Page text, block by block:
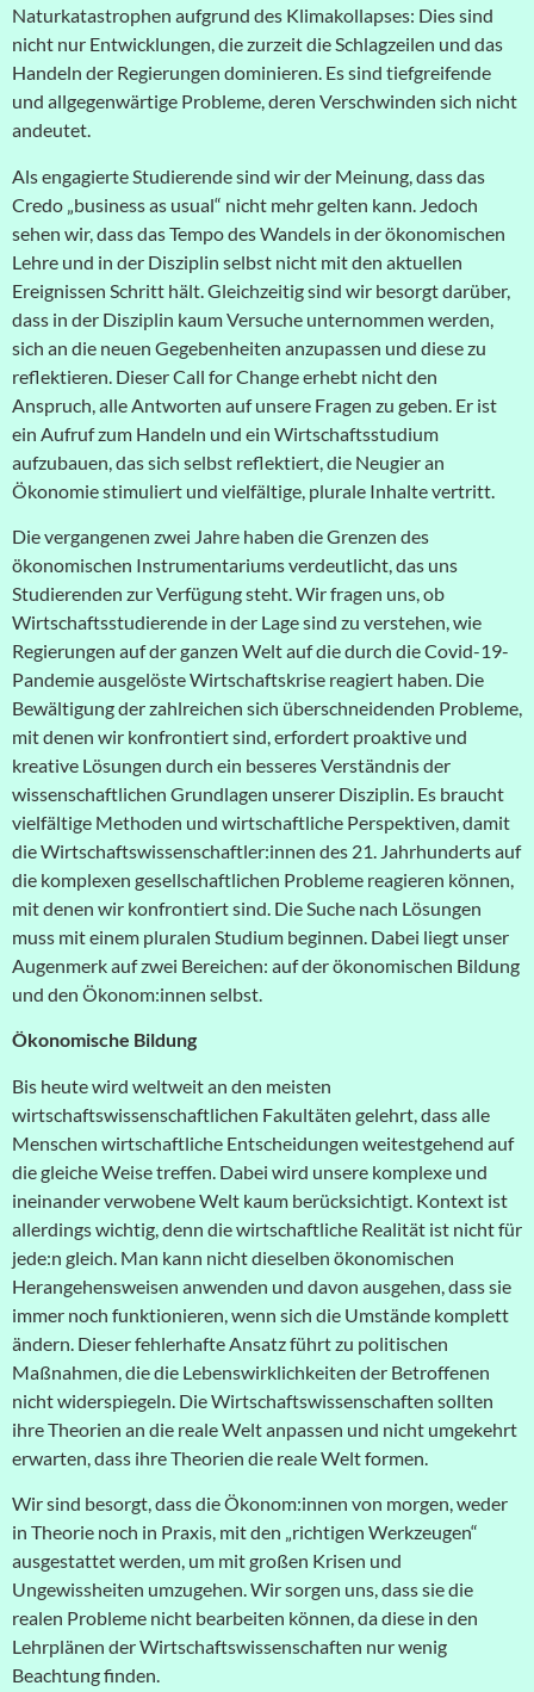
Naturkatastrophen aufgrund des Klimakollapses: Dies sind
nicht nur Entwicklungen, die zurzeit die Schlagzeilen und das
Handeln der Regierungen dominieren. Es sind tiefgreifende
und allgegenwärtige Probleme, deren Verschwinden sich nicht
andeutet.
Als engagierte Studierende sind wir der Meinung, dass das
Credo „business as usual“ nicht mehr gelten kann. Jedoch
sehen wir, dass das Tempo des Wandels in der ökonomischen
Lehre und in der Disziplin selbst nicht mit den aktuellen
Ereignissen Schritt hält. Gleichzeitig sind wir besorgt darüber,
dass in der Disziplin kaum Versuche unternommen werden,
sich an die neuen Gegebenheiten anzupassen und diese zu
reflektieren. Dieser Call for Change erhebt nicht den
Anspruch, alle Antworten auf unsere Fragen zu geben. Er ist
ein Aufruf zum Handeln und ein Wirtschaftsstudium
aufzubauen, das sich selbst reflektiert, die Neugier an
Ökonomie stimuliert und vielfältige, plurale Inhalte vertritt.
Die vergangenen zwei Jahre haben die Grenzen des
ökonomischen Instrumentariums verdeutlicht, das uns
Studierenden zur Verfügung steht. Wir fragen uns, ob
Wirtschaftsstudierende in der Lage sind zu verstehen, wie
Regierungen auf der ganzen Welt auf die durch die Covid-19-
Pandemie ausgelöste Wirtschaftskrise reagiert haben. Die
Bewältigung der zahlreichen sich überschneidenden Probleme,
mit denen wir konfrontiert sind, erfordert proaktive und
kreative Lösungen durch ein besseres Verständnis der
wissenschaftlichen Grundlagen unserer Disziplin. Es braucht
vielfältige Methoden und wirtschaftliche Perspektiven, damit
die Wirtschaftswissenschaftler:innen des 21. Jahrhunderts auf
die komplexen gesellschaftlichen Probleme reagieren können,
mit denen wir konfrontiert sind. Die Suche nach Lösungen
muss mit einem pluralen Studium beginnen. Dabei liegt unser
Augenmerk auf zwei Bereichen: auf der ökonomischen Bildung
und den Ökonom:innen selbst.
Ökonomische Bildung
Bis heute wird weltweit an den meisten
wirtschaftswissenschaftlichen Fakultäten gelehrt, dass alle
Menschen wirtschaftliche Entscheidungen weitestgehend auf
die gleiche Weise treffen. Dabei wird unsere komplexe und
ineinander verwobene Welt kaum berücksichtigt. Kontext ist
allerdings wichtig, denn die wirtschaftliche Realität ist nicht für
jede:n gleich. Man kann nicht dieselben ökonomischen
Herangehensweisen anwenden und davon ausgehen, dass sie
immer noch funktionieren, wenn sich die Umstände komplett
ändern. Dieser fehlerhafte Ansatz führt zu politischen
Maßnahmen, die die Lebenswirklichkeiten der Betroffenen
nicht widerspiegeln. Die Wirtschaftswissenschaften sollten
ihre Theorien an die reale Welt anpassen und nicht umgekehrt
erwarten, dass ihre Theorien die reale Welt formen.
Wir sind besorgt, dass die Ökonom:innen von morgen, weder
in Theorie noch in Praxis, mit den „richtigen Werkzeugen“
ausgestattet werden, um mit großen Krisen und
Ungewissheiten umzugehen. Wir sorgen uns, dass sie die
realen Probleme nicht bearbeiten können, da diese in den
Lehrplänen der Wirtschaftswissenschaften nur wenig
Beachtung finden.